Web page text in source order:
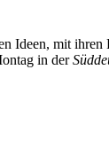
mit
in der